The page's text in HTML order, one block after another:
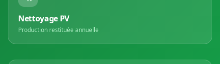
Nettoyage PV
Production restituée annuelle